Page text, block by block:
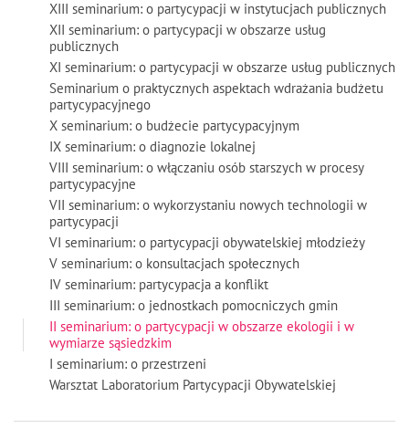
XIII seminarium: o partycypacji w instytucjach publicznych
XII seminarium: o partycypacji w obszarze usług
publicznych
XI seminarium: o partycypacji w obszarze usług publicznych
Seminarium o praktycznych aspektach wdrażania budżetu
partycypacyjnego
X seminarium: o budżecie partycypacyjnym
IX seminarium: o diagnozie lokalnej
VIII seminarium: o włączaniu osób starszych w procesy
partycypacyjne
VII seminarium: o wykorzystaniu nowych technologii w
partycypacji
VI seminarium: o partycypacji obywatelskiej młodzieży
V seminarium: o konsultacjach społecznych
IV seminarium: partycypacja a konflikt
III seminarium: o jednostkach pomocniczych gmin
II seminarium: o partycypacji w obszarze ekologii i w
wymiarze sąsiedzkim
I seminarium: o przestrzeni
Warsztat Laboratorium Partycypacji Obywatelskiej